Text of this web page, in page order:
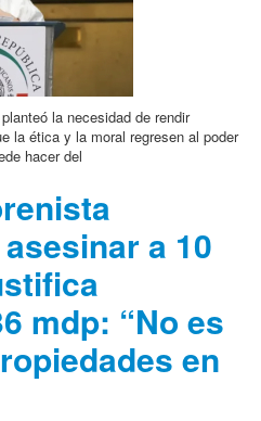
la necesidad de rendir
la ética y la moral regresen al poder
hacer del
a 10
mdp: “No es
en